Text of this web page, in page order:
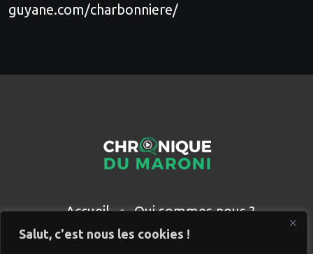
Salut, c'est nous les cookies !
guyane.com/charbonniere/
Accueil
Qui sommes nous ?
Partenaires
Contact